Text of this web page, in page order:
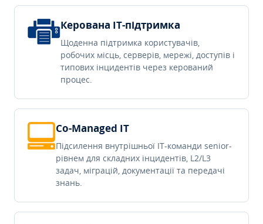
Керована IT-підтримка
Щоденна підтримка користувачів,
робочих місць, серверів, мережі, доступів і
типових інцидентів через керований
процес.
Co-Managed IT
Підсилення внутрішньої IT-команди senior-
рівнем для складних інцидентів, L2/L3
задач, міграцій, документації та передачі
знань.